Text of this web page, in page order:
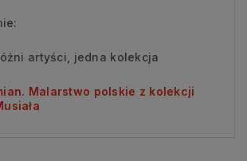
artyści, jedna kolekcja
Malarstwo polskie z kolekcji